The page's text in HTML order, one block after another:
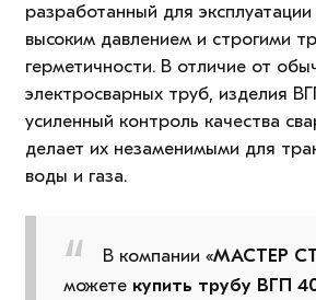
разработанный для
высоким давлением и строгими
герметичности. В отличие от
электросварных труб, изделия
усиленный контроль качества
делает их незаменимыми для
воды и газа.
В компании «МАСТЕР
можете купить трубу ВГП